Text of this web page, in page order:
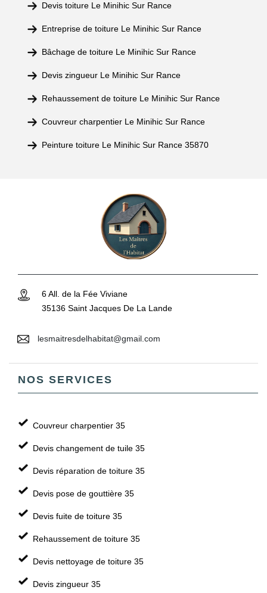
Devis toiture Le Minihic Sur Rance
Entreprise de toiture Le Minihic Sur Rance
Bâchage de toiture Le Minihic Sur Rance
Devis zingueur Le Minihic Sur Rance
Rehaussement de toiture Le Minihic Sur Rance
Couvreur charpentier Le Minihic Sur Rance
Peinture toiture Le Minihic Sur Rance 35870
6 All. de la Fée Viviane
35136 Saint Jacques De La Lande
lesmaitresdelhabitat@gmail.com
NOS SERVICES
Couvreur charpentier 35
Devis changement de tuile 35
Devis réparation de toiture 35
Devis pose de gouttière 35
Devis fuite de toiture 35
Rehaussement de toiture 35
Devis nettoyage de toiture 35
Devis zingueur 35